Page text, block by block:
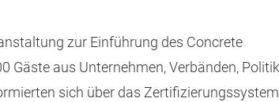
zur Einführung des Concrete
Gäste aus Unternehmen, Verbänden, Politik
sich über das